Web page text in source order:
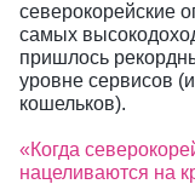
северокорейские
самых
пришлось
уровне сервисов
кошельков).
«Когда
нацеливаются на